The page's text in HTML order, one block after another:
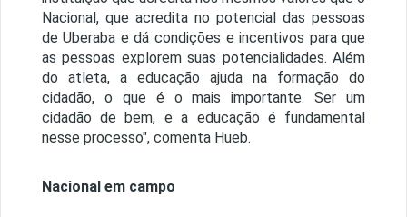
Nacional, que acredita no potencial das pessoas
de Uberaba e dá condições e incentivos para que
as pessoas explorem suas potencialidades. Além
do atleta, a educação ajuda na formação do
cidadão, o que é o mais importante. Ser um
cidadão de bem, e a educação é fundamental
nesse processo", comenta Hueb.
Nacional em campo